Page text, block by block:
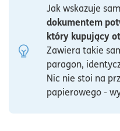
Jak wskazuje
dokumentem
który kupujący
Zawiera takie
paragon,
Nic nie stoi na
papierowego -